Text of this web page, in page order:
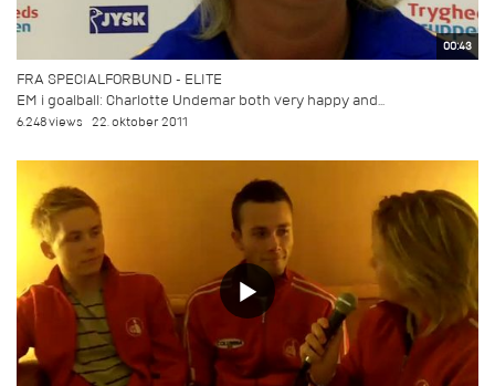
00:43
FRA SPECIALFORBUND - ELITE
EM i goalball: Charlotte Undemar both very happy and...
6.248 views 22. oktober 2011